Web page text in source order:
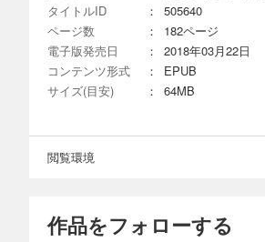
タイトルID
：
505640
ページ数
：
182ページ
電子版発売日
：
2018年03月22日
コンテンツ形式
：
EPUB
サイズ(目安)
： 64MB
閲覧環境
作品をフォローする